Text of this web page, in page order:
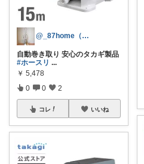
@_87home（インスタ）
自動巻き取り 安心のタカギ製品
#ホースリ ...
￥ 5,478
0 0 2
コレ いいね